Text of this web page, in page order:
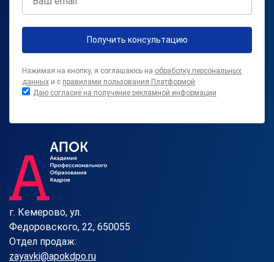
Получить консультацию
Нажимая на кнопку, я соглашаюсь на обработку персональных
данных и с правилами пользования Платформой
Даю согласие на получение рекламной информации
г. Кемерово, ул.
Федоровского, 22, 650055
Отдел продаж:
zayavki@apokdpo.ru